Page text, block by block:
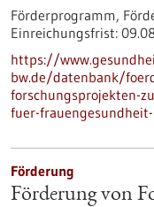
Förderprogramm,
Einreichungsfrist:
https://
bw.de/datenbank/
forschungsprojekten-
fuer-
Förderung
Förderung von